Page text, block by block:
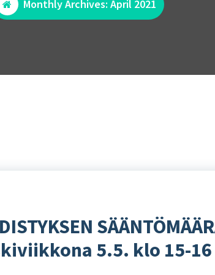
Monthly Archives: April 2021
5.5. klo 15-16